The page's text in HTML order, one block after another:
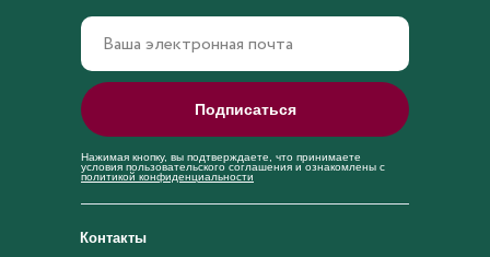
Контакты
Подписаться
Нажимая кнопку, вы подтверждаете, что принимаете
условия пользовательского соглашения и ознакомлены с
политикой конфиденциальности